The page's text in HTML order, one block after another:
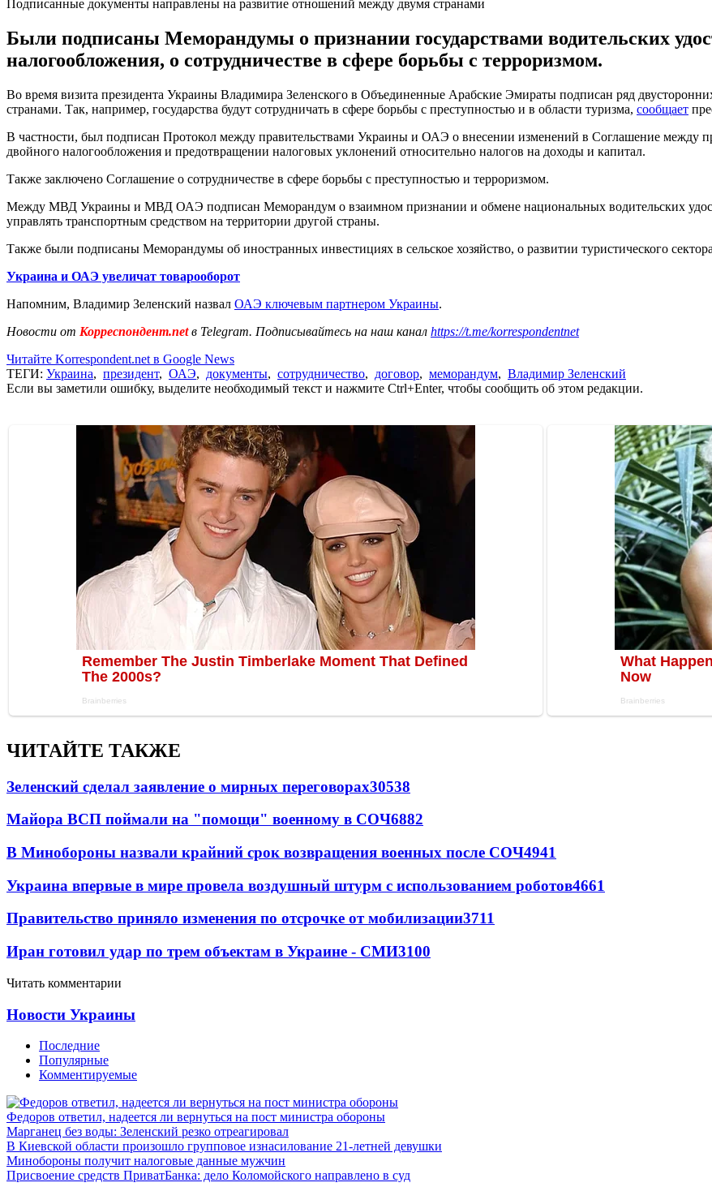
Подписанные документы направлены на развитие отношений между двумя странами
Были подписаны Меморандумы о признании государствами водительских
налогообложения, о сотрудничестве в сфере борьбы с терроризмом.
Во время визита президента Украины Владимира Зеленского в Объединенные Арабские Эмираты подписан ряд
странами. Так, например, государства будут сотрудничать в сфере борьбы с преступностью и в области туризма, сообщает
В частности, был подписан Протокол между правительствами Украины и ОАЭ о внесении изменений в Соглашение между
двойного налогообложения и предотвращении налоговых уклонений относительно налогов на доходы и капитал.
Также заключено Соглашение о сотрудничестве в сфере борьбы с преступностью и терроризмом.
Между МВД Украины и МВД ОАЭ подписан Меморандум о взаимном признании и обмене национальных водительских
управлять транспортным средством на территории другой страны.
Также были подписаны Меморандумы об иностранных инвестициях в сельское хозяйство, о развитии туристического
Украина и ОАЭ увеличат товарооборот
Напомним, Владимир Зеленский назвал ОАЭ ключевым партнером Украины.
Новости от Корреспондент.netв Telegram. Подписывайтесь на наш канал https://t.me/korrespondentnet
Читайте Korrespondent.net в Google News
ТЕГИ: Украина, президент, ОАЭ, документы, сотрудничество, договор, меморандум, Владимир Зеленский
Если вы заметили ошибку, выделите необходимый текст и нажмите Ctrl+Enter, чтобы сообщить об этом редакции.
ЧИТАЙТЕ ТАКЖЕ
Зеленский сделал заявление о мирных переговорах30538
Майора ВСП поймали на "помощи" военному в СОЧ6882
В Минобороны назвали крайний срок возвращения военных после СОЧ4941
Украина впервые в мире провела воздушный штурм с использованием роботов4661
Правительство приняло изменения по отсрочке от мобилизации3711
Иран готовил удар по трем объектам в Украине - СМИ3100
Читать комментарии
Новости Украины
Последние
Популярные
Комментируемые
Федоров ответил, надеется ли вернуться на пост министра обороны
Марганец без воды: Зеленский резко отреагировал
В Киевской области произошло групповое изнасилование 21-летней девушки
Минобороны получит налоговые данные мужчин
Присвоение средств ПриватБанка: дело Коломойского направлено в суд